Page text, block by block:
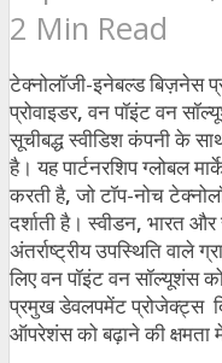
2 Min Read
टेक्नोलॉजी-इनेबल्ड बिज़नेस
प्रोवाइडर,वन पॉइंट वन
सूचीबद्ध स्वीडिश कंपनी के
है। यह पार्टनरशिप ग्लोबल
करती है,जो टॉप-नोच
दर्शाती है। स्वीडन, भारत और
अंतर्राष्ट्रीय उपस्थिति वाले
लिए वन पॉइंट वन सॉल्यूशंस
प्रमुख डेवलपमेंट प्रोजेक्ट्स
ऑपरेशंस को बढ़ाने की क्षमता